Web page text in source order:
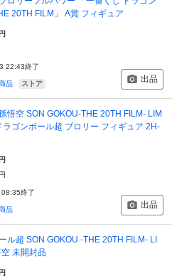
20TH FILM」 A賞 フィギュア
円
22:43終了
品 ストア 出品
悟空 SON GOKOU-THE 20TH FILM- LIM
ラゴンボール超 ブロリー フィギュア 2H-
円
円
終了
品 出品
ル超 SON GOKOU -THE 20TH FILM- LI
未開封品
円